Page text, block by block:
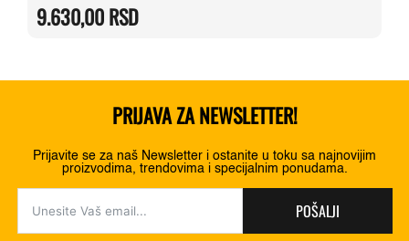
bila:
11.330,00 RSD.
9.630,00RSD
9.630,00 RSD.
PRIJAVA ZA NEWSLETTER!
Prijavite se za naš Newsletter i ostanite u toku sa najnovijim
proizvodima, trendovima i specijalnim ponudama.
POŠALJI